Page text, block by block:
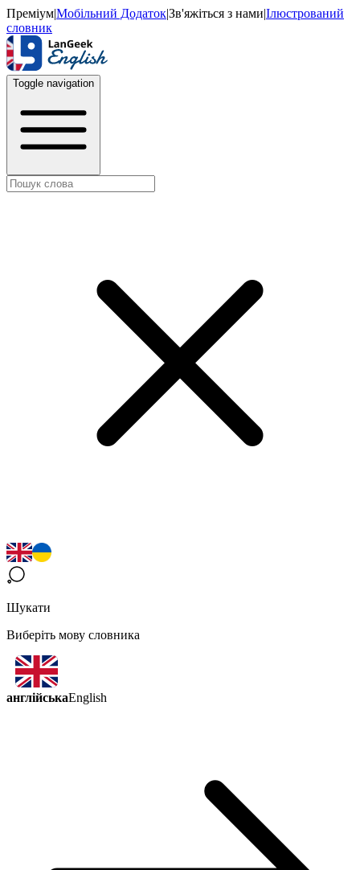
Преміум|Мобільний Додаток|Зв'яжіться з нами|Ілюстрований
словник
Toggle navigation
Шукати
Виберіть мову словника
англійськаEnglish